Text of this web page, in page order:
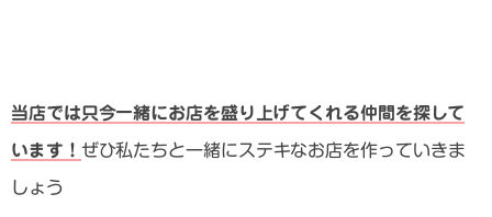
当店では只今一緒にお店を盛り上げてくれる仲間を探して
います！ ぜひ私たちと一緒にステキなお店を作っていきま
しょう